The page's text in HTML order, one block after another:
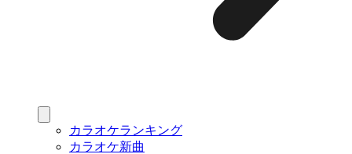
カラオケランキング
カラオケ新曲